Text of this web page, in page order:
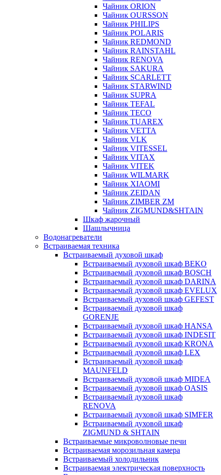
Чайник ORION
Чайник OURSSON
Чайник PHILIPS
Чайник POLARIS
Чайник REDMOND
Чайник RAINSTAHL
Чайник RENOVA
Чайник SAKURA
Чайник SCARLETT
Чайник STARWIND
Чайник SUPRA
Чайник TEFAL
Чайник TECO
Чайник TUAREX
Чайник VETTA
Чайник VLK
Чайник VITESSEL
Чайник VITAX
Чайник VITEK
Чайник WILMARK
Чайник XIAOMI
Чайник ZEIDAN
Чайник ZIMBER ZM
Чайник ZIGMUND&SHTAIN
Шкаф жарочный
Шашлычница
Водонагреватели
Встраиваемая техника
Встраиваемый духовой шкаф
Встраиваемый духовой шкаф BEKO
Встраиваемый духовой шкаф BOSCH
Встраиваемый духовой шкаф DARINA
Встраиваемый духовой шкаф EVELUX
Встраиваемый духовой шкаф GEFEST
Встраиваемый духовой шкаф
GORENJE
Встраиваемый духовой шкаф HANSA
Встраиваемый духовой шкаф INDESIT
Встраиваемый духовой шкаф KRONA
Встраиваемый духовой шкаф LEX
Встраиваемый духовой шкаф
MAUNFELD
Встраиваемый духовой шкаф MIDEA
Встраиваемый духовой шкаф OASIS
Встраиваемый духовой шкаф
RENOVA
Встраиваемый духовой шкаф SIMFER
Встраиваемый духовой шкаф
ZIGMUND & SHTAIN
Встраиваемые микроволновые печи
Встраиваемая морозильная камера
Встраиваемый холодильник
Встраиваемая электрическая поверхность